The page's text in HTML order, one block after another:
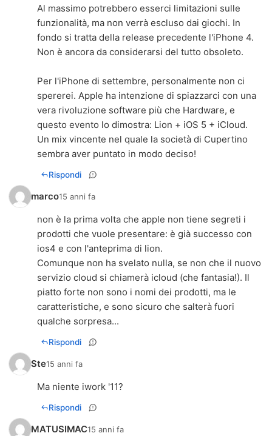
Al massimo potrebbero esserci limitazioni sulle
funzionalità, ma non verrà escluso dai giochi. In
fondo si tratta della release precedente l'iPhone 4.
Non è ancora da considerarsi del tutto obsoleto.
Per l'iPhone di settembre, personalmente non ci
spererei. Apple ha intenzione di spiazzarci con una
vera rivoluzione software più che Hardware, e
questo evento lo dimostra: Lion + iOS 5 + iCloud.
Un mix vincente nel quale la società di Cupertino
sembra aver puntato in modo deciso!
Rispondi
marco15 anni fa
non è la prima volta che apple non tiene segreti i
prodotti che vuole presentare: è già successo con
ios4 e con l'anteprima di lion.
Comunque non ha svelato nulla, se non che il nuovo
servizio cloud si chiamerà icloud (che fantasia!). Il
piatto forte non sono i nomi dei prodotti, ma le
caratteristiche, e sono sicuro che salterà fuori
qualche sorpresa...
Rispondi
Ste15 anni fa
Ma niente iwork '11?
Rispondi
MATUSIMAC15 anni fa